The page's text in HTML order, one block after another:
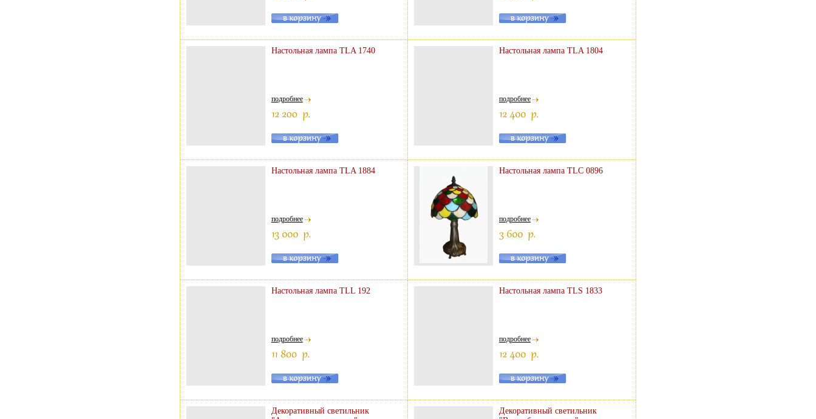
Настольная лампа TLA 1740
подробнее
Настольная лампа TLA 1804
подробнее
Настольная лампа TLA 1884
подробнее
Настольная лампа TLC 0896
подробнее
Настольная лампа TLL 192
подробнее
Настольная лампа TLS 1833
подробнее
Декоративный светильник
Декоративный светильник